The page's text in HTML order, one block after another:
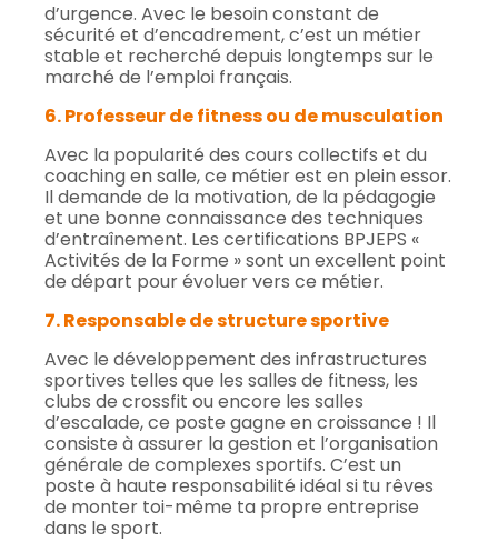
d’urgence. Avec le besoin constant de
sécurité et d’encadrement, c’est un métier
stable et recherché depuis longtemps sur le
marché de l’emploi français.
6. Professeur de fitness ou de musculation
Avec la popularité des cours collectifs et du
coaching en salle, ce métier est en plein essor.
Il demande de la motivation, de la pédagogie
et une bonne connaissance des techniques
d’entraînement. Les certifications BPJEPS «
Activités de la Forme » sont un excellent point
de départ pour évoluer vers ce métier.
7. Responsable de structure sportive
Avec le développement des infrastructures
sportives telles que les salles de fitness, les
clubs de crossfit ou encore les salles
d’escalade, ce poste gagne en croissance ! Il
consiste à assurer la gestion et l’organisation
générale de complexes sportifs. C’est un
poste à haute responsabilité idéal si tu rêves
de monter toi-même ta propre entreprise
dans le sport.